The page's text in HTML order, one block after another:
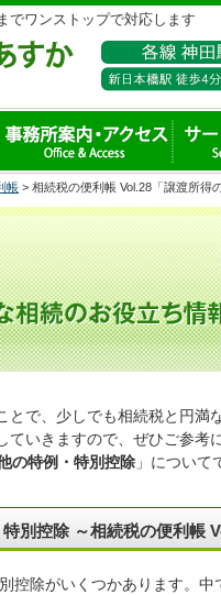
でワンストップで対応します
帳 > 相続税の便利帳 Vol.28「譲渡所得
で、少しでも相続税と円満
ていきますので、ぜひご参考
の特例・特別控除 」について
別控除 ～相続税の便利帳
控除がいくつかあります。